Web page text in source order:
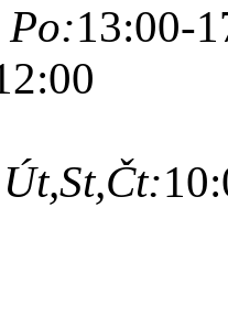
Po:13:00-
Út,St,Čt: